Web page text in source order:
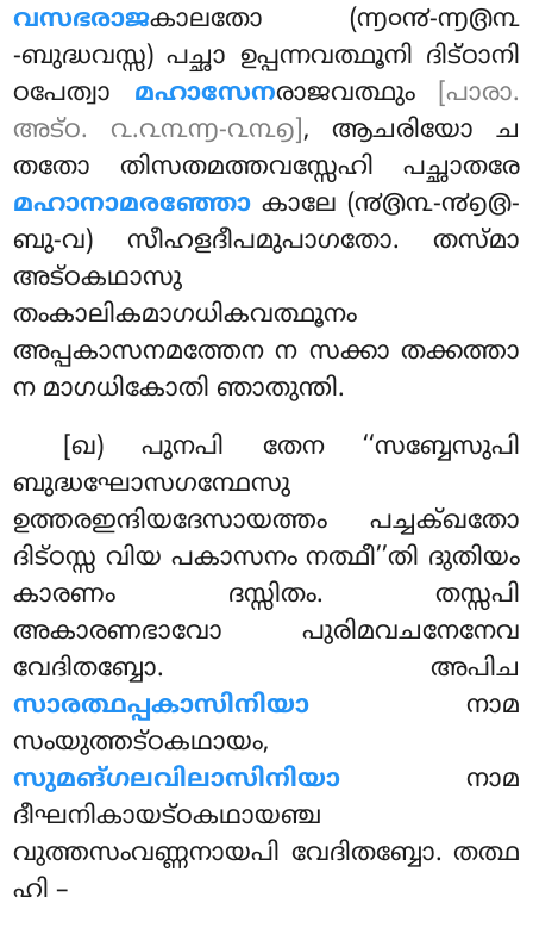
വസഭരാജകാലതോ (൬൦൯-൬൫൩
-ബുദ്ധവസ്സ) പച്ഛാ ഉപ്പന്നവത്ഥൂനി ദിട്ഠാനി
ഠപേത്വാ മഹാസേനരാജവത്ഥും
[പാരാ.
അട്ഠ. ൨.൨൩൬-൨൩൭] , ആചരിയോ ച
തതോ തിസതമത്തവസ്സേഹി പച്ഛാതരേ
മഹാനാമരഞ്ഞോ കാലേ (൯൫൩-൯൭൫-
ബു-വ) സീഹളദീപമുപാഗതോ. തസ്മാ
അട്ഠകഥാസു
തംകാലികമാഗധികവത്ഥൂനം
അപ്പകാസനമത്തേന ന സക്കാ തക്കത്താ
ന മാഗധികോതി ഞാതുന്തി.
[ഖ) പുനപി തേന ‘‘സബ്ബേസുപി
ബുദ്ധഘോസഗന്ഥേസു
ഉത്തരഇന്ദിയദേസായത്തം പച്ചക്ഖതോ
ദിട്ഠസ്സ വിയ പകാസനം നത്ഥീ’’തി ദുതിയം
കാരണം ദസ്സിതം. തസ്സപി
അകാരണഭാവോ പുരിമവചനേനേവ
വേദിതബ്ബോ. അപിച
സാരത്ഥപ്പകാസിനിയാ നാമ
സംയുത്തട്ഠകഥായം,
സുമങ്ഗലവിലാസിനിയാ നാമ
ദീഘനികായട്ഠകഥായഞ്ച
വുത്തസംവണ്ണനായപി വേദിതബ്ബോ. തത്ഥ
ഹി –